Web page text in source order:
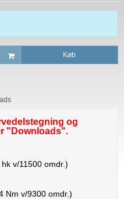
Køb
og
"Downloads".
v/11500 omdr.)
Nm v/9300 omdr.)